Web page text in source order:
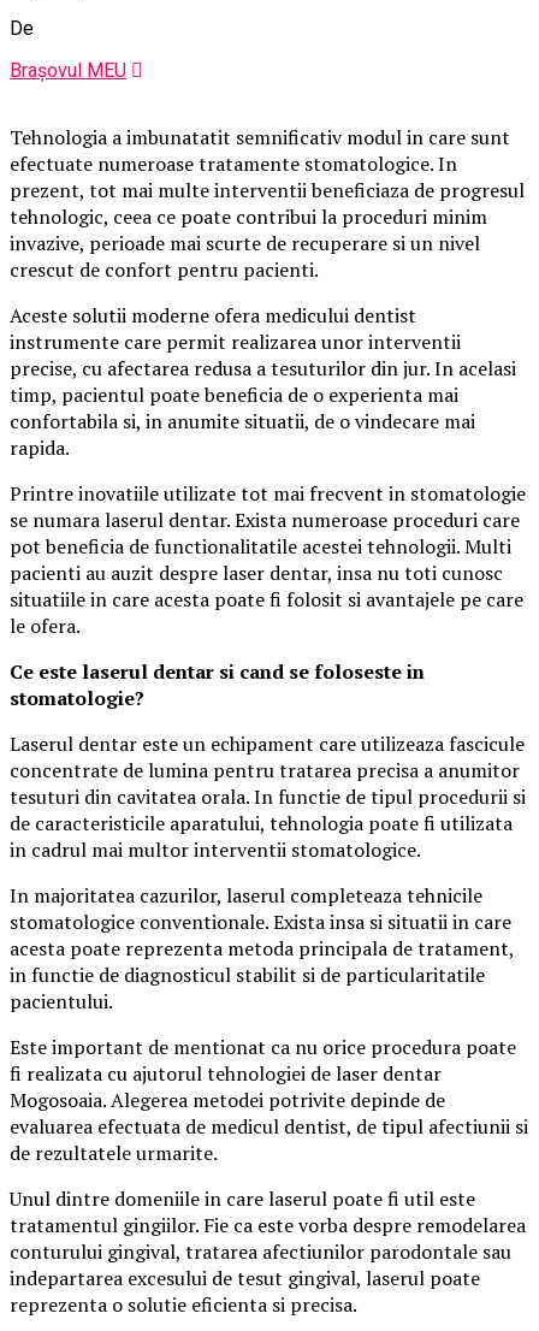
De
Brașovul MEU
Tehnologia a imbunatatit semnificativ modul in care sunt
efectuate numeroase tratamente stomatologice. In
prezent, tot mai multe interventii beneficiaza de progresul
tehnologic, ceea ce poate contribui la proceduri minim
invazive, perioade mai scurte de recuperare si un nivel
crescut de confort pentru pacienti.
Aceste solutii moderne ofera medicului dentist
instrumente care permit realizarea unor interventii
precise, cu afectarea redusa a tesuturilor din jur. In acelasi
timp, pacientul poate beneficia de o experienta mai
confortabila si, in anumite situatii, de o vindecare mai
rapida.
Printre inovatiile utilizate tot mai frecvent in stomatologie
se numara laserul dentar. Exista numeroase proceduri care
pot beneficia de functionalitatile acestei tehnologii. Multi
pacienti au auzit despre laser dentar, insa nu toti cunosc
situatiile in care acesta poate fi folosit si avantajele pe care
le ofera.
Ce este laserul dentar si cand se foloseste in
stomatologie?
Laserul dentar este un echipament care utilizeaza fascicule
concentrate de lumina pentru tratarea precisa a anumitor
tesuturi din cavitatea orala. In functie de tipul procedurii si
de caracteristicile aparatului, tehnologia poate fi utilizata
in cadrul mai multor interventii stomatologice.
In majoritatea cazurilor, laserul completeaza tehnicile
stomatologice conventionale. Exista insa si situatii in care
acesta poate reprezenta metoda principala de tratament,
in functie de diagnosticul stabilit si de particularitatile
pacientului.
Este important de mentionat ca nu orice procedura poate
fi realizata cu ajutorul tehnologiei de laser dentar
Mogosoaia. Alegerea metodei potrivite depinde de
evaluarea efectuata de medicul dentist, de tipul afectiunii si
de rezultatele urmarite.
Unul dintre domeniile in care laserul poate fi util este
tratamentul gingiilor. Fie ca este vorba despre remodelarea
conturului gingival, tratarea afectiunilor parodontale sau
indepartarea excesului de tesut gingival, laserul poate
reprezenta o solutie eficienta si precisa.